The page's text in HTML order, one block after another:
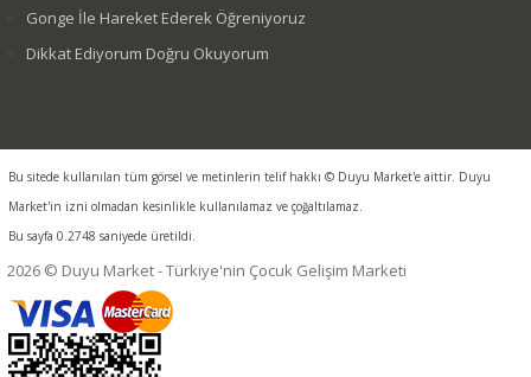
Gonge İle Hareket Ederek Öğreniyoruz
Dikkat Ediyorum Doğru Okuyorum
Bu sitede kullanılan tüm görsel ve metinlerin telif hakkı © Duyu Market'e aittir. Duyu
Market'in izni olmadan kesinlikle kullanılamaz ve çoğaltılamaz.
Bu sayfa 0.2748 saniyede üretildi.
2026 © Duyu Market - Türkiye'nin Çocuk Gelişim Marketi